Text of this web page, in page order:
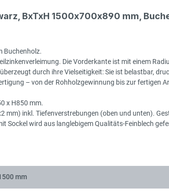
BxTxH 1500x700x890 mm,
Buchenholz.
Die Vorderkante ist mit einem
durch ihre Vielseitigkeit: Sie ist belastbar,
– von der Rohholzgewinnung bis zur
x H850 mm.
mm) inkl. Tiefenverstrebungen (oben und unten).
Sockel wird aus langlebigem Qualitäts-Feinblech
mm